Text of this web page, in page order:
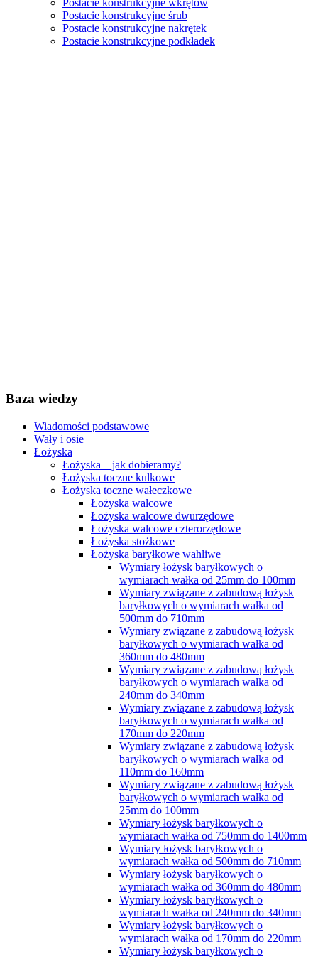
Postacie konstrukcyjne wkrętów
Postacie konstrukcyjne śrub
Postacie konstrukcyjne nakrętek
Postacie konstrukcyjne podkładek
Baza wiedzy
Wiadomości podstawowe
Wały i osie
Łożyska
Łożyska – jak dobieramy?
Łożyska toczne kulkowe
Łożyska toczne wałeczkowe
Łożyska walcowe
Łożyska walcowe dwurzędowe
Łożyska walcowe czterorzędowe
Łożyska stożkowe
Łożyska baryłkowe wahliwe
Wymiary łożysk baryłkowych o
wymiarach wałka od 25mm do 100mm
Wymiary związane z zabudową łożysk
baryłkowych o wymiarach wałka od
500mm do 710mm
Wymiary związane z zabudową łożysk
baryłkowych o wymiarach wałka od
360mm do 480mm
Wymiary związane z zabudową łożysk
baryłkowych o wymiarach wałka od
240mm do 340mm
Wymiary związane z zabudową łożysk
baryłkowych o wymiarach wałka od
170mm do 220mm
Wymiary związane z zabudową łożysk
baryłkowych o wymiarach wałka od
110mm do 160mm
Wymiary związane z zabudową łożysk
baryłkowych o wymiarach wałka od
25mm do 100mm
Wymiary łożysk baryłkowych o
wymiarach wałka od 750mm do 1400mm
Wymiary łożysk baryłkowych o
wymiarach wałka od 500mm do 710mm
Wymiary łożysk baryłkowych o
wymiarach wałka od 360mm do 480mm
Wymiary łożysk baryłkowych o
wymiarach wałka od 240mm do 340mm
Wymiary łożysk baryłkowych o
wymiarach wałka od 170mm do 220mm
Wymiary łożysk baryłkowych o